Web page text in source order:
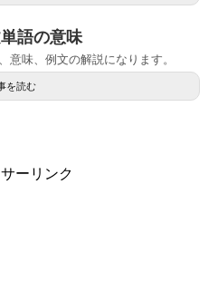
語の意味
意味、例文の解説になります。
を読む
ーリンク